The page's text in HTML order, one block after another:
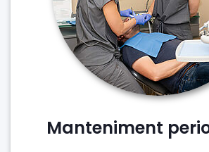
Manteniment